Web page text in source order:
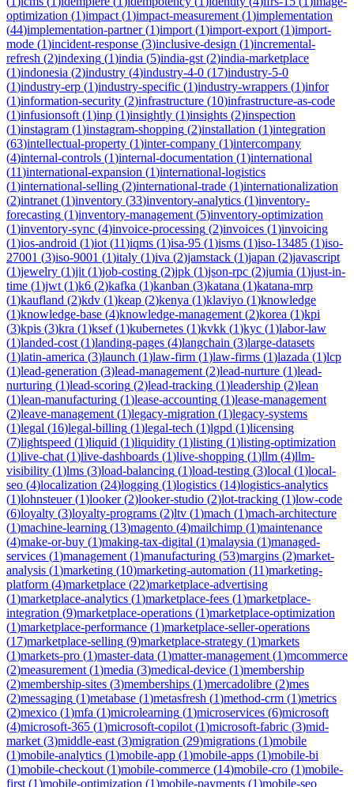
optimization (1)impact (1)impact-measurement (1)implementation
(44)implementation-partner(1)import (1)import-export (1)import-
mode (1)incident-response (3)inclusive-design (1)incremental-
refresh (2)indexing (1)india (5)india-gst (2)india-marketplace
(1)indonesia (2)industry (4)industry-4-0 (17)industry-5-0
(1)industry-erp (1)industry-specific (1)industry-wrappers (1)infor
(1)information-security (2)infrastructure (10)infrastructure-as-code
(1)infusionsoft (1)inp (1)insightly (1)insights (2)inspection
(1)instagram (1)instagram-shopping (2)installation (1)integration
(63)intellectual-property (1)inter-company (1)intercompany
(4)internal-controls (1)internal-documentation (1)international
(11)international-expansion (1)international-logistics
(1)international-selling (2)international-trade (1)internationalization
(2)intranet (1)inventory (33)inventory-analytics (1)inventory-
forecasting (1)inventory-management (5)inventory-optimization
(1)inventory-sync (4)invoice-processing (2)invoices (1)invoicing
(1)ios-android (1)iot (11)iqms (1)isa-95 (1)isms (1)iso-13485 (1)iso-
27001 (3)iso-9001 (1)italy (1)iva (2)jamstack (1)japan (2)javascript
(1)jewelry (1)jit (1)job-costing (2)jpk (1)json-rpc (2)jumia (1)just-in-
time (1)jwt (1)k6 (2)kafka (1)kanban (3)katana (1)katana-mrp
(1)kaufland (2)kdv (1)keap (2)kenya (1)klaviyo (1)knowledge
(1)knowledge-base (4)knowledge-management (2)korea (1)kpi
(3)kpis (3)kra (1)ksef(1)kubernetes (1)kvkk (1)kyc (1)labor-law
(1)landed-cost (1)landing-pages (4)langchain (3)large-datasets
(1)latin-america (3)launch (1)law-firm (1)law-firms (1)lazada (1)lcp
(1)lead-generation (3)lead-management (2)lead-nurture (1)lead-
nurturing (1)lead-scoring (2)lead-tracking (1)leadership (2)lean
(1)lean-manufacturing (1)lease-accounting (1)lease-management
(2)leave-management (1)legacy-migration (1)legacy-systems
(1)legal (16)legal-billing (1)legal-tech (1)lgpd (1)licensing
(7)lightspeed (1)liquid (1)liquidity (1)listing (1)listing-optimization
(1)live-chat (1)live-dashboards (1)live-shopping (1)llm (4)llm-
visibility (1)lms (3)load-balancing (1)load-testing (3)local (1)local-
seo (4)localization (24)logging (1)logistics (14)logistics-analytics
(1)lohnsteuer(1)looker(2)looker-studio (2)lot-tracking (1)low-code
(6)loyalty (3)loyalty-programs (2)ltv (1)mach (1)mach-architecture
(1)machine-learning (13)magento (4)mailchimp (1)maintenance
(4)make-or-buy (1)making-tax-digital (1)malaysia (1)managed-
services (1)management (1)manufacturing (53)margins (2)market-
analysis (1)marketing (10)marketing-automation (11)marketing-
platform (4)marketplace (22)marketplace-advertising
(1)marketplace-analytics (1)marketplace-fees (1)marketplace-
integration (9)marketplace-operations (1)marketplace-optimization
(1)marketplace-performance (1)marketplace-seller-operations
(17)marketplace-selling (9)marketplace-strategy (1)markets
(1)markets-pro (1)master-data (1)matter-management (1)mcommerce
(2)measurement (1)media (3)medical-device (1)membership
(2)membership-sites (3)memberships (1)mercadolibre (2)mes
(2)messaging (1)metabase (1)metasfresh (1)method-crm (1)metrics
(2)mexico (1)mfa (1)microlearning (1)microservices (6)microsoft
(4)microsoft-365 (1)microsoft-copilot (1)microsoft-fabric (3)mid-
market (3)middle-east (3)migration (29)migrations (1)mobile
(1)mobile-analytics (1)mobile-app (1)mobile-apps (1)mobile-bi
(1)mobile-checkout (1)mobile-commerce (14)mobile-cro (1)mobile-
first (1)mobile-optimization (1)mobile-payments (1)mobile-seo